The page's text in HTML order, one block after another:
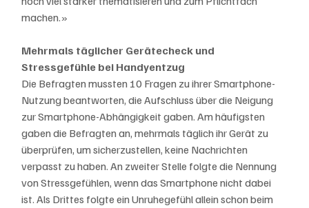
machen.»
Mehrmals täglicher Gerätecheck und
Stressgefühle bei Handyentzug
Die Befragten mussten 10 Fragen zu ihrer Smartphone-
Nutzung beantworten, die Aufschluss über die Neigung
zur Smartphone-Abhängigkeit gaben. Am häufigsten
gaben die Befragten an, mehrmals täglich ihr Gerät zu
überprüfen, um sicherzustellen, keine Nachrichten
verpasst zu haben. An zweiter Stelle folgte die Nennung
von Stressgefühlen, wenn das Smartphone nicht dabei
ist. Als Drittes folgte ein Unruhegefühl allein schon beim